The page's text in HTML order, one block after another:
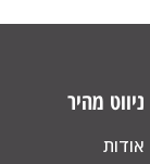
ניווט מהיר
אודות